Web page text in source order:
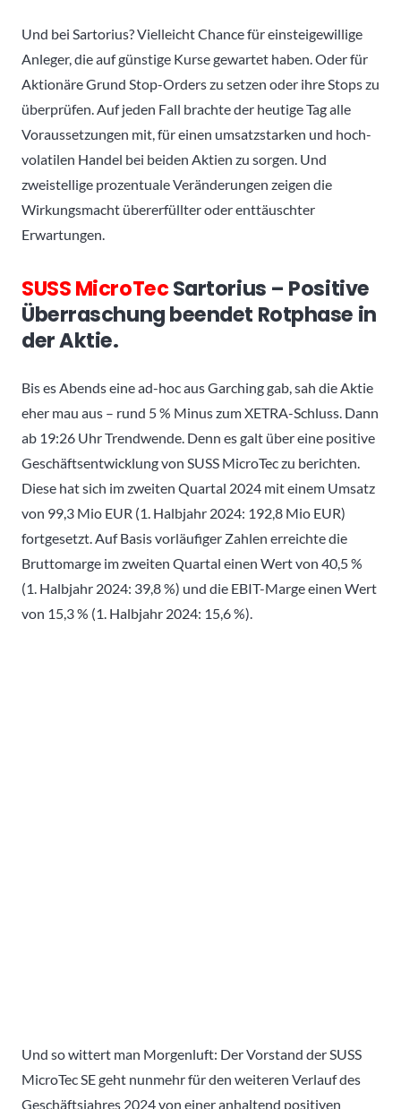
Und bei Sartorius? Vielleicht Chance für einsteigewillige
Anleger, die auf günstige Kurse gewartet haben. Oder für
Aktionäre Grund Stop-Orders zu setzen oder ihre Stops zu
überprüfen. Auf jeden Fall brachte der heutige Tag alle
Voraussetzungen mit, für einen umsatzstarken und hoch-
volatilen Handel bei beiden Aktien zu sorgen. Und
zweistellige prozentuale Veränderungen zeigen die
Wirkungsmacht übererfüllter oder enttäuschter
Erwartungen.
SUSS MicroTecSartorius – Positive
Überraschung beendet Rotphase in
der Aktie.
Bis es Abends eine ad-hoc aus Garching gab, sah die Aktie
eher mau aus – rund 5 % Minus zum XETRA-Schluss. Dann
ab 19:26 Uhr Trendwende. Denn es galt über eine positive
Geschäftsentwicklung von SUSS MicroTec zu berichten.
Diese hat sich im zweiten Quartal 2024 mit einem Umsatz
von 99,3 Mio EUR (1. Halbjahr 2024: 192,8 Mio EUR)
fortgesetzt. Auf Basis vorläufiger Zahlen erreichte die
Bruttomarge im zweiten Quartal einen Wert von 40,5 %
(1. Halbjahr 2024: 39,8 %) und die EBIT-Marge einen Wert
von 15,3 % (1. Halbjahr 2024: 15,6 %).
Und so wittert man Morgenluft: Der Vorstand der SUSS
MicroTec SE geht nunmehr für den weiteren Verlauf des
Geschäftsjahres 2024 von einer anhaltend positiven